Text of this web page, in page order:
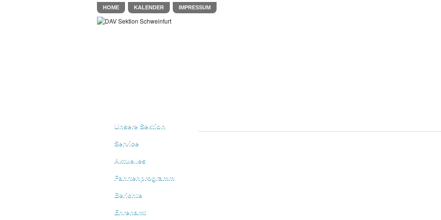
HOME KALENDER IMPRESSUM
Unsere Sektion
Service
Aktuelles
Fahrtenprogramm
Berichte
Ehrenamt